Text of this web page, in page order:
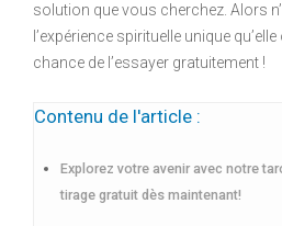
solution que vous cherchez. Alors
l’expérience spirituelle unique
chance de l’essayer gratuitement !
Contenu de l'article :
Explorez votre avenir avec notre
tirage gratuit dès maintenant!